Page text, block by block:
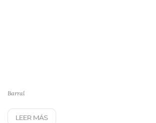
Barral
LEER MÁS